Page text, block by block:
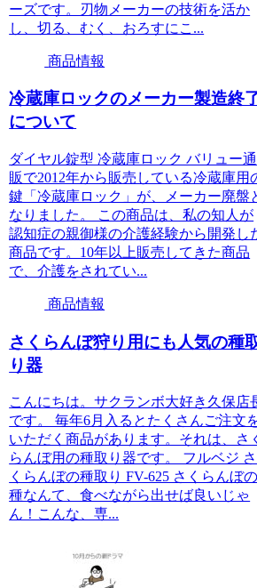
ーズです。刃物メーカーの技術を活か
し、切る、むく、おろすにこ...
商品情報
冷蔵庫ロックのメーカー製造終
について
ダイヤル錠型 冷蔵庫ロック バリュー通
販で2012年から販売している冷蔵庫用
鍵「冷蔵庫ロック」が、メーカー廃盤
なりました。 この商品は、私の知人が
認知症の親御様の介護経験から開発し
商品です。10年以上販売してきた商品
で、介護をされてい...
商品情報
さくらんぼ狩り用にも人気の種
り器
こんにちは。サクランボ大好き久保店
です。 毎年6月入るとたくさんご注文
いただく商品があります。それは、さ
らんぼ用の種取り器です。 フルベジ さ
くらんぼの種取り FV-625 さくらんぼの
種なんて、食べながら出せば良いじゃ
ん！こんな、専...